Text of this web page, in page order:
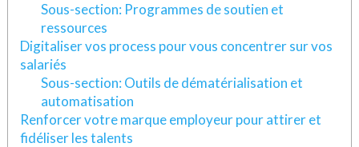
Sous-section: Programmes de soutien et
ressources
Digitaliser vos process pour vous concentrer sur vos
salariés
Sous-section: Outils de dématérialisation et
automatisation
Renforcer votre marque employeur pour attirer et
fidéliser les talents